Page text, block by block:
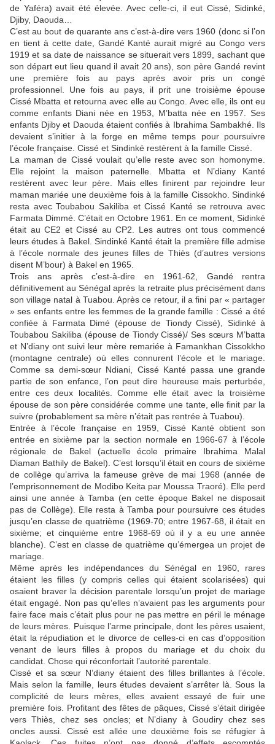
de Yaféra) avait été élevée. Avec celle-ci, il eut Cissé, Sidinké,
Djiby, Daouda…
C’est au bout de quarante ans c’est-à-dire vers 1960 (donc si l’on
en tient à cette date, Gandé Kanté aurait migré au Congo vers
1919 et sa date de naissance se situerait vers 1899, sachant que
son départ eut lieu quand il avait 20 ans), son père Gandé revint
une première fois au pays après avoir pris un congé
professionnel. Une fois au pays, il prit une troisième épouse
Cissé Mbatta et retourna avec elle au Congo. Avec elle, ils ont eu
comme enfants Diani née en 1953, M’batta née en 1957. Ses
enfants Djiby et Daouda étaient confiés à Ibrahima Sambakhé. Ils
devaient s’initier à la forge en même temps pour poursuivre
l’école française. Cissé et Sindinké restèrent à la famille Cissé.
La maman de Cissé voulait qu’elle reste avec son homonyme.
Elle rejoint la maison paternelle. Mbatta et N’diany Kanté
restèrent avec leur père. Mais elles finirent par rejoindre leur
maman mariée une deuxième fois à la famille Cissokho. Sindinké
resta avec Toubabou Sakiliba et Cissé Kanté se retrouva avec
Farmata Dimmé. C’était en Octobre 1961. En ce moment, Sidinké
était au CE2 et Cissé au CP2. Les autres ont tous commencé
leurs études à Bakel. Sindinké Kanté était la première fille admise
à l’école normale des jeunes filles de Thiès (d’autres versions
disent M’bour) à Bakel en 1965.
Trois ans après c’est-à-dire en 1961-62, Gandé rentra
définitivement au Sénégal après la retraite plus précisément dans
son village natal à Tuabou. Après ce retour, il a fini par « partager
» ses enfants entre les femmes de la grande famille : Cissé a été
confiée à Farmata Dimé (épouse de Tiondy Cissé), Sidinké à
Toubabou Sakiliba (épouse de Tiondy Cissé)/ Ses sœurs M’batta
et N’diany ont suivi leur mère remariée à Famankhan Cissokkho
(montagne centrale) où elles connurent l’école et le mariage.
Comme sa demi-sœur Ndiani, Cissé Kanté passa une grande
partie de son enfance, l’on peut dire heureuse mais perturbée,
entre ces deux localités. Comme elle était avec la troisième
épouse de son père considérée comme une tante, elle finit par la
suivre (probablement sa mère n’était pas rentrée à Tuabou).
Entrée à l’école française en 1959, Cissé Kanté obtient son
entrée en sixième par la section normale en 1966-67 à l’école
régionale de Bakel (actuelle école primaire Ibrahima Malal
Diaman Bathily de Bakel). C’est lorsqu’il était en cours de sixième
de collège qu’arriva la fameuse grève de mai 1968 (année de
l’emprisonnement de Modibo Keita par Moussa Traoré). Elle perd
ainsi une année à Tamba (en cette époque Bakel ne disposait
pas de Collège). Elle resta à Tamba pour poursuivre ces études
jusqu’en classe de quatrième (1969-70; entre 1967-68, il était en
sixième; et cinquième entre 1968-69 où il y a eu une année
blanche). C’est en classe de quatrième qu’émergea un projet de
mariage.
Même après les indépendances du Sénégal en 1960, rares
étaient les filles (y compris celles qui étaient scolarisées) qui
osaient braver la décision parentale lorsqu’un projet de mariage
était engagé. Non pas qu’elles n’avaient pas les arguments pour
faire face mais c’était plus pour ne pas mettre en péril le ménage
de leurs mères. Puisque l’arme principale, dont les pères usaient,
était la répudiation et le divorce de celles-ci en cas d’opposition
venant de leurs filles à propos du mariage et du choix du
candidat. Chose qui réconfortait l’autorité parentale.
Cissé et sa sœur N’diany étaient des filles brillantes à l’école.
Mais selon la famille, leurs études devaient s’arrêter là. Sous la
complicité de leurs mères, elles avaient essayé de fuir une
première fois. Profitant des fêtes de pâques, Cissé s’était dirigée
vers Thiès, chez ses oncles; et N’diany à Goudiry chez ses
oncles aussi. Cissé est allée une deuxième fois se réfugier à